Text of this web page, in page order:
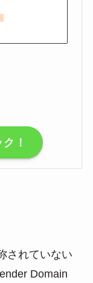
！
されていない
Domain